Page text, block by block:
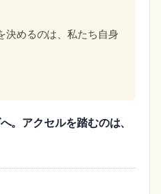
決めるのは、私たち自身
。アクセルを踏むのは、